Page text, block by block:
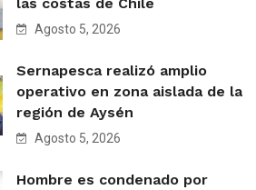
Agosto 5, 2026
Sernapesca realizó amplio
operativo en zona aislada de la
región de Aysén
Agosto 5, 2026
Hombre es condenado por